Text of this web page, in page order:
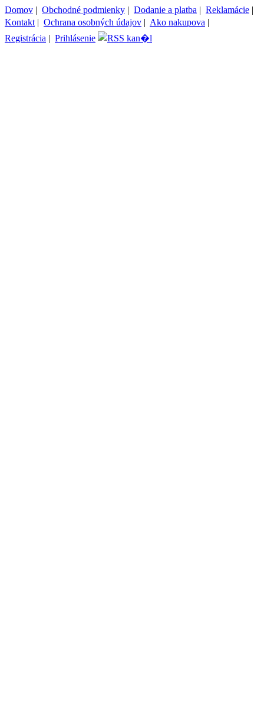
Domov | Obchodné podmienky | Dodanie a platba | Reklamácie |
Kontakt | Ochrana osobných údajov | Ako nakupova |
Registrácia | Prihlásenie